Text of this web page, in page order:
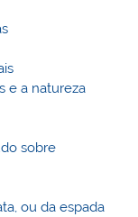
e a natureza
sobre
ou da espada